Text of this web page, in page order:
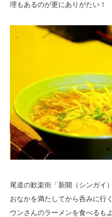
理もあるのが更にありがたい！
尾道の歓楽街「新開（シンガイ
おなかを満たしてから呑みに行
ウンさんのラーメンを食べるもよ